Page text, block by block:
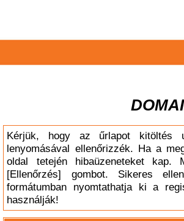
Kérjük, hogy az űrlapot kitöltés
lenyomásával ellenőrizzék. Ha a
oldal tetején hibaüzeneteket
[Ellenőrzés] gombot. Sikeres
formátumban nyomtathatja ki a
használják!